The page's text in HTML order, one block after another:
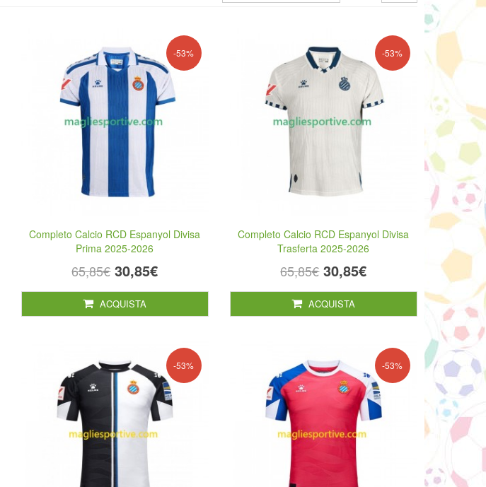
-53%
Completo Calcio RCD Espanyol Divisa
Prima 2025-2026
65,85€ 30,85€
ACQUISTA
-53%
Completo Calcio RCD Espanyol Divisa
Trasferta 2025-2026
65,85€ 30,85€
ACQUISTA
-53% -53%